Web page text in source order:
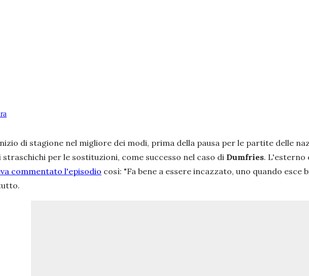
di stagione nel migliore dei modi, prima della pausa per le partite delle
per le sostituzioni, come successo nel caso di Dumfries. L'esterno
commentato l'episodio così: "Fa bene a essere incazzato, uno quando esce